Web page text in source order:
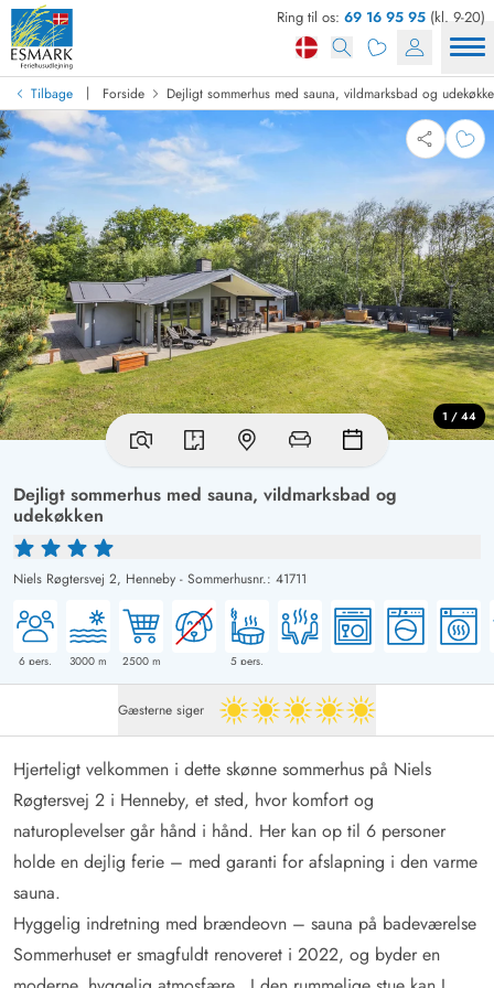
Ring til os: 69 16 95 95 (kl. 9-20)
Tilbage | Forside Dejligt sommerhus med sauna, vildmarksbad og
Dejligt sommerhus med sauna, vildmarksbad og
udekøkken
Niels Røgtersvej 2, Henneby - Sommerhusnr.: 41711
6 pers. 3000 m 2500m 5 pers.
1 / 44
Gæsterne siger 5 ud af 5
Hjerteligt velkommen i dette skønne sommerhus på Niels
Røgtersvej 2 i Henneby, et sted, hvor komfort og
naturoplevelser går hånd i hånd. Her kan op til 6 personer
holde en dejlig ferie – med garanti for afslapning i den varme
sauna.
Hyggelig indretning med brændeovn – sauna på badeværelse
Sommerhuset er smagfuldt renoveret i 2022, og byder en